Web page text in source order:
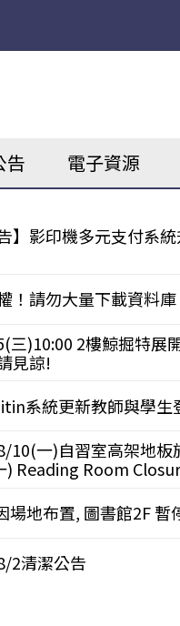
告 電子資源
】影印機多元支付系
！請勿大量下載資料庫
三)10:00 2樓鯨掘特展
見諒!
系統更新教師與學生
10(一)自習室高架地
) Reading Room
場地布置, 圖書館2F 暫
2清潔公告